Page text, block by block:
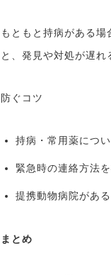
もともと持病がある
と、発見や対処が遅れ
防ぐコツ
持病・常用薬につ
緊急時の連絡方法
提携動物病院があ
まとめ